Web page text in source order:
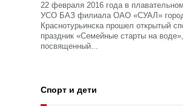
22 февраля 2016 года в
УСО БАЗ филиала ОАО «СУАЛ»
Краснотурьинска прошел открытый
праздник «Семейные старты на воде»,
посвященный...
Спорт и дети